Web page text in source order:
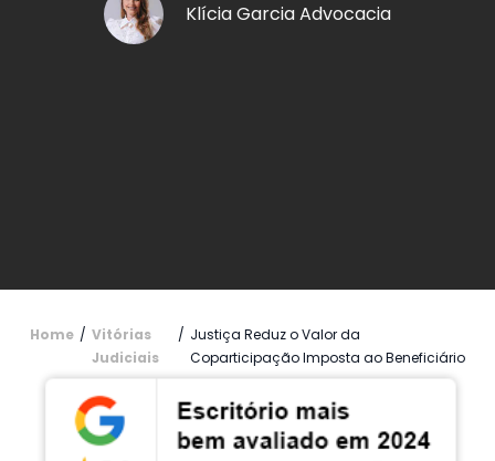
Klícia Garcia Advocacia
Home / Vitórias
Judiciais
/ Justiça Reduz o Valor da
Coparticipação Imposta ao Beneficiário